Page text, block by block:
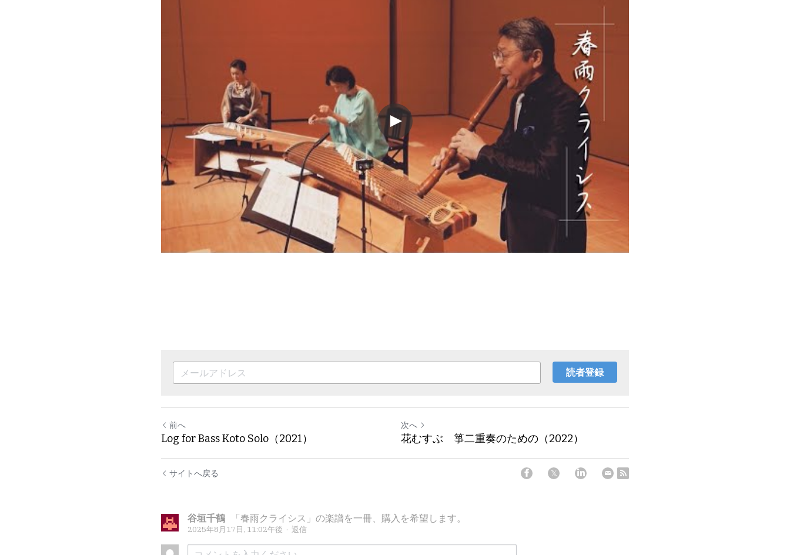
読者登録
前へ
Log for Bass Koto Solo（2021）
次へ
花むすぶ 箏二重奏のための（2022）
サイトへ戻る
谷垣千鶴 「春雨クライシス」の楽譜を一冊、購入を希望します。
2025年8月17日, 11:02午後 · 返信